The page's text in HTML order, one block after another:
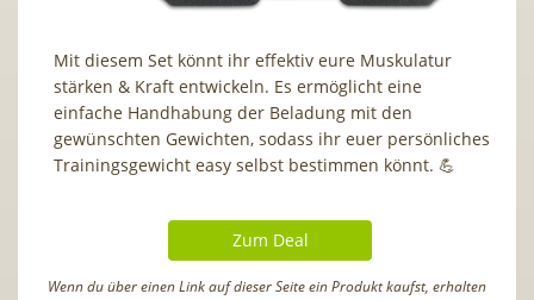
Mit diesem Set könnt ihr effektiv eure Muskulatur
stärken & Kraft entwickeln. Es ermöglicht eine
einfache Handhabung der Beladung mit den
gewünschten Gewichten, sodass ihr euer persönliches
Trainingsgewicht easy selbst bestimmen könnt. 💪
Zum Deal
Wenn du über einen Link auf dieser Seite ein Produkt kaufst, erhalten